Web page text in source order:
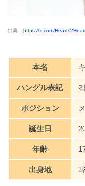
出典： https://x.com/
本名
ハングル表記
ポジション
誕生日
年齢
出身地